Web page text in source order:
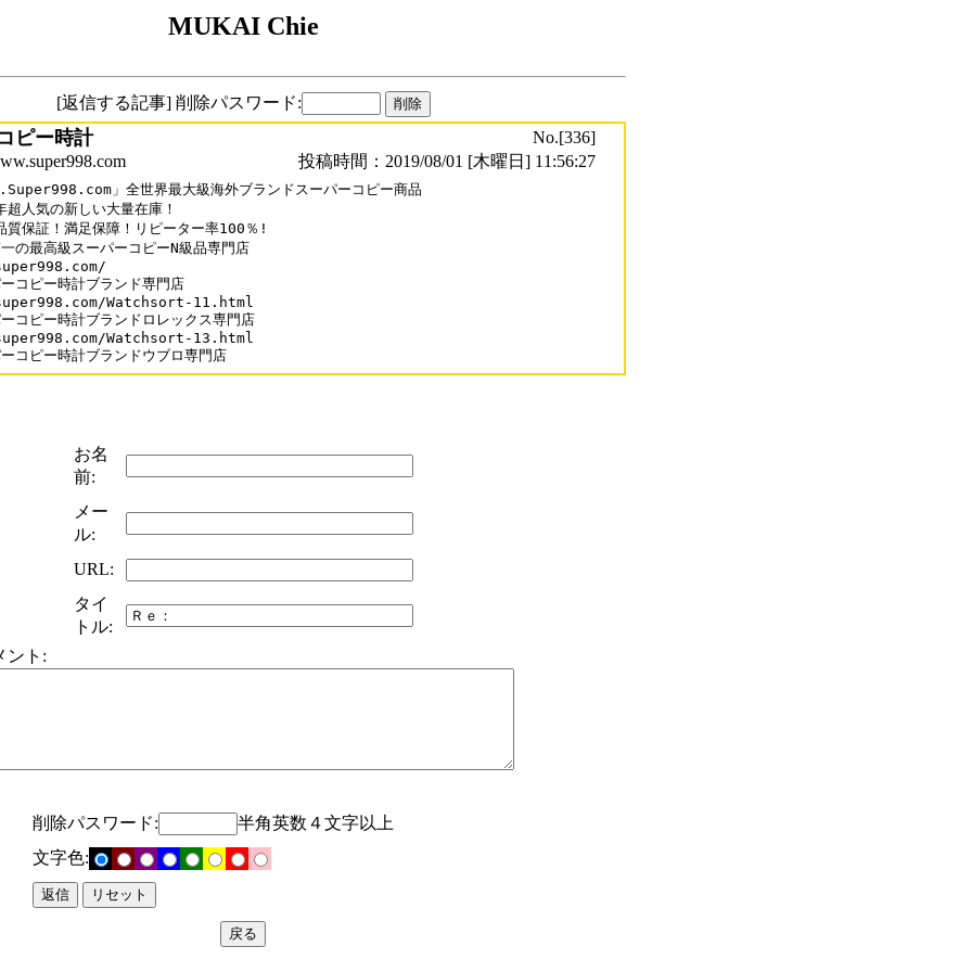
MUKAI Chie
[返信する記事] 削除パスワード:
ピー時計
No.[336]
投稿時間：2019/08/01 [木曜日] 11:56:27
」全世界最大級海外ブランドスーパーコピー商品
超人気の新しい大量在庫！
質保証！満足保障！リピーター率100％!
の最高級スーパーコピーN級品専門店
コピー時計ブランド専門店
Watchsort-11.html
コピー時計ブランドロレックス専門店
Watchsort-13.html
コピー時計ブランドウブロ専門店
お名
前:
メー
ル:
URL:
タイ
トル:
ント:
削除パスワード:
半角英数４文字以上
文字色: